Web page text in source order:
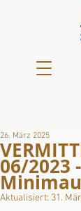
06/2023
26. März 2025
Aktualisiert: 31.